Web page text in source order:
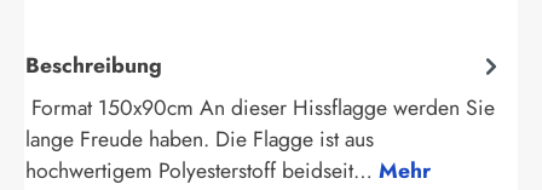
Beschreibung
Format 150x90cm An dieser Hissflagge werden Sie
lange Freude haben. Die Flagge ist aus
hochwertigem Polyesterstoff beidseit… Mehr